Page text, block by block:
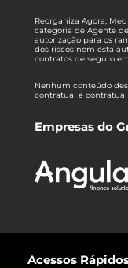
Reorganiza Agora,
categoria de Agente
autorização para os
dos riscos nem está
contratos de seguro
Nenhum conteúdo
contratual e
Empresas do
Acessos